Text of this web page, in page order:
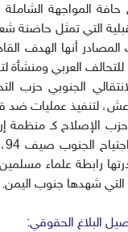
حافة المواجهة
التي تمثل حاضنة
أنها الهدف
العربي ومنشأة
الجنوبي حزب
لتنفيذ عمليات ضد
الإصلاح كـ منظمة
رابطة علماء مسلمين
شهدها جنوب اليمن.